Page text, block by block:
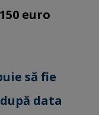
euro
să fie
data